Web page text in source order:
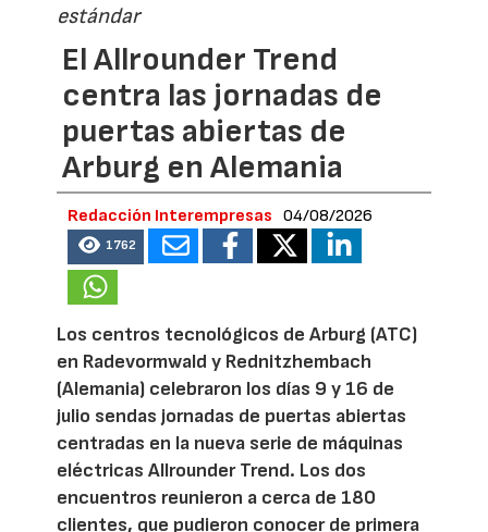
estándar
El Allrounder Trend
centra las jornadas de
puertas abiertas de
Arburg en Alemania
Redacción Interempresas 04/08/2026
1762
Los centros tecnológicos de Arburg (ATC)
en Radevormwald y Rednitzhembach
(Alemania) celebraron los días 9 y 16 de
julio sendas jornadas de puertas abiertas
centradas en la nueva serie de máquinas
eléctricas Allrounder Trend. Los dos
encuentros reunieron a cerca de 180
clientes, que pudieron conocer de primera